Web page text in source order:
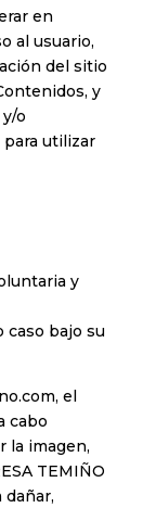
en
al usuario,
del sitio
y
o
utilizar
y
caso bajo su
el
cabo
la imagen,
TEMIÑO
dañar,